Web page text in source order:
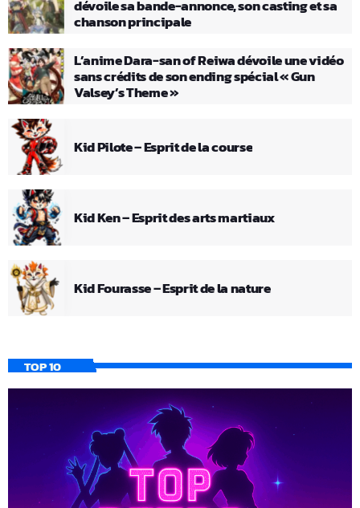
dévoile sa bande-annonce, son casting et sa
chanson principale
L’anime Dara-san of Reiwa dévoile une vidéo
sans crédits de son ending spécial « Gun
Valsey’s Theme »
Kid Pilote – Esprit de la course
Kid Ken – Esprit des arts martiaux
Kid Fourasse – Esprit de la nature
TOP 10